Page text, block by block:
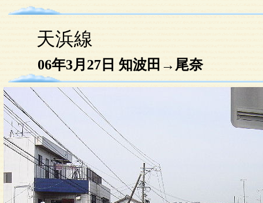
天浜線
06年3月27日 知波田→尾奈